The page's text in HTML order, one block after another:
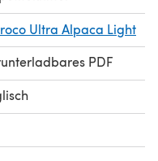
/ 19 cm x Hand Length
cm x Hand Length
Ultra Alpaca Light
PDF